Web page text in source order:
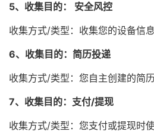
5、收集目的： 安全风控
收集方式/类型：收集您的设备信息
6、收集目的：简历投递
收集方式/类型：您自主创建的简历
7、收集目的：支付/提现
收集方式/类型：您支付或提现时